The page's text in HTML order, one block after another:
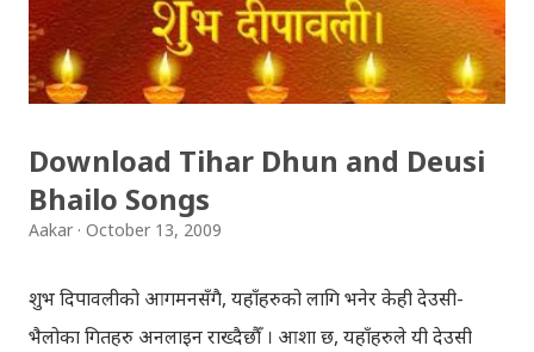
खिच्दा, मौसम सफा थिएन, हल्का वर्षा भइरहेथ्यो । त्यसदिन केही
साथिहरु को साथ मा, नयाँ वानेश्वर, शंखमुल हुँदै यो झोलुङ्गे पुल तरेर,
बालकुमारी हु...
Download Tihar Dhun and Deusi
Bhailo Songs
Aakar October 13, 2009
शुभ दिपावलीको आगमनसँगै, यहाँहरुको लागि भनेर केही देउसी-
भैलोका गितहरु अनलाइन राख्दैछौँ । आशा छ, यहाँहरुले यी देउसी